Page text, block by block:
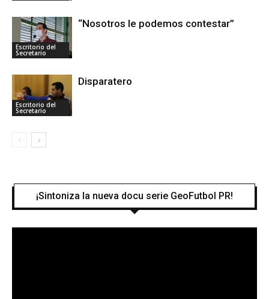
Escritorio del
Secretario
“Nosotros le podemos contestar”
Escritorio del
Secretario
Disparatero
¡Sintoniza la nueva docu serie GeoFutbol PR!